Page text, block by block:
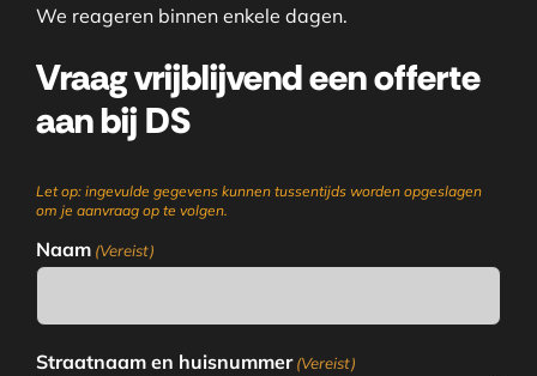
We reageren binnen enkele dagen.
Vraag vrijblijvend een offerte
aan bij DS
Let op: ingevulde gegevens kunnen tussentijds worden opgeslagen
om je aanvraag op te volgen.
Naam (Vereist)
Straatnaam en huisnummer (Vereist)